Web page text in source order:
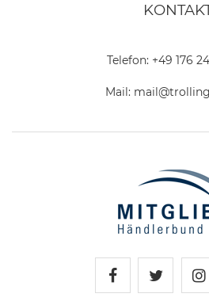
Telefon: +49 176
Mail: